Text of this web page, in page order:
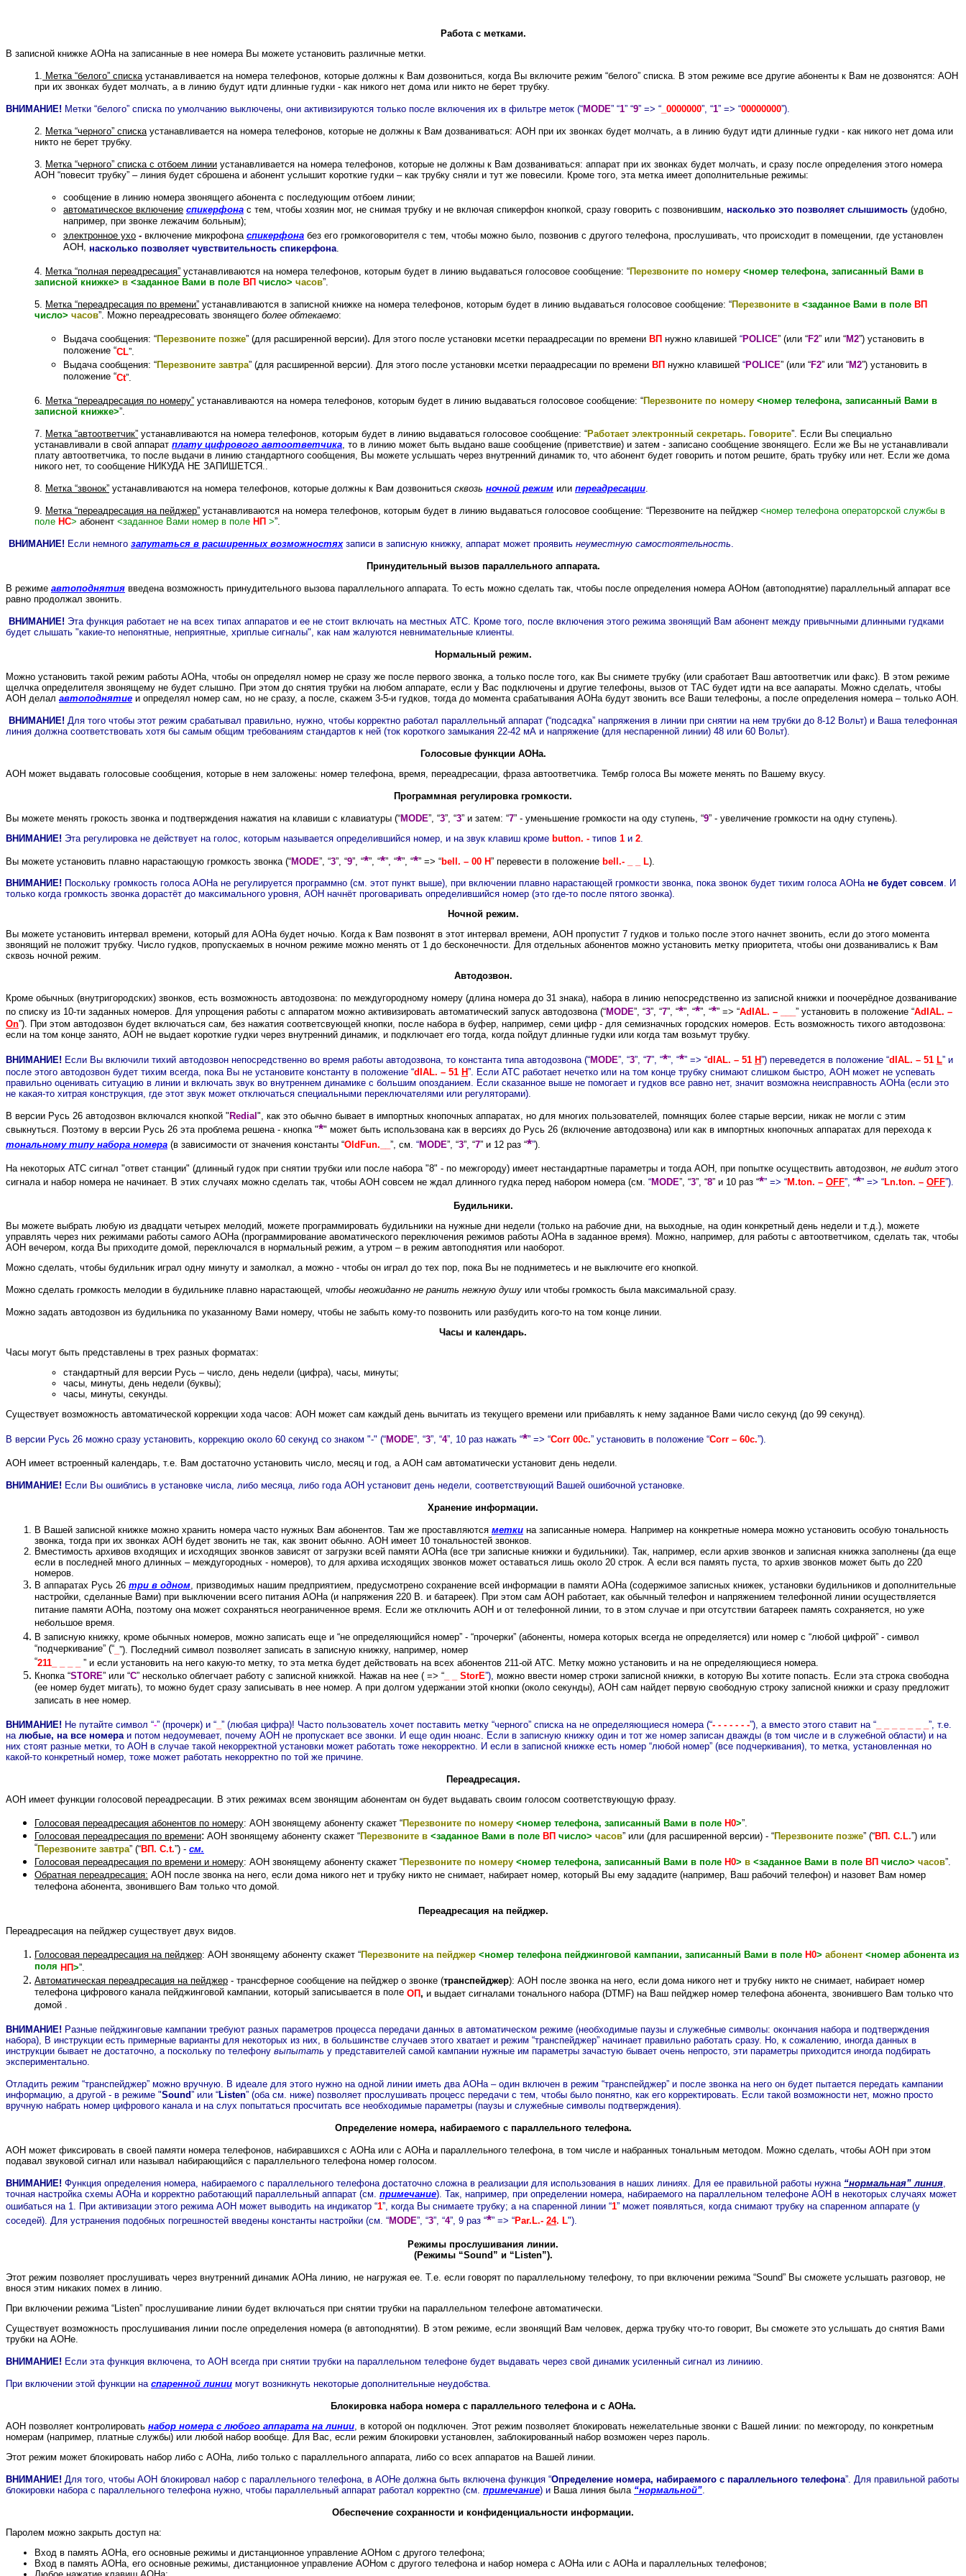
Работа с метками.
В записной книжке АОНа на записанные в нее номера Вы можете установить различные метки.
1. Метка “белого” спискаустанавливается на номера телефонов, которые должны к Вам дозвониться, когда Вы включите режим “белого” списка. В этом режиме все другие абоненты к Вам не дозвонятся: АОН
при их звонках будет молчать, а в линию будут идти длинные гудки - как никого нет дома или никто не берет трубку.
ВНИМАНИЕ! Метки “белого” списка по умолчанию выключены, они активизируются только после включения их в фильтре меток (“MODE” “1” “9” => “ _0000000”, “1” => “00000000”).
2. Метка “черного” спискаустанавливается на номера телефонов, которые не должны к Вам дозваниваться: АОН при их звонках будет молчать, а в линию будут идти длинные гудки - как никого нет дома или
никто не берет трубку.
3. Метка “черного” списка с отбоем линии устанавливается на номера телефонов, которые не должны к Вам дозваниваться: аппарат при их звонках будет молчать, и сразу после определения этого номера
АОН “повесит трубку” – линия будет сброшена и абонент услышит короткие гудки – как трубку сняли и тут же повесили. Кроме того, эта метка имеет дополнительные режимы:
сообщение в линию номера звонящего абонента с последующим отбоем линии;
автоматическое включение спикерфона с тем, чтобы хозяин мог, не снимая трубку и не включая спикерфон кнопкой, сразу говорить с позвонившим, насколько это позволяет слышимость (удобно,
например, при звонке лежачим больным);
электронное ухо - включение микрофона спикерфона без его громкоговорителя с тем, чтобы можно было, позвонив с другого телефона, прослушивать, что происходит в помещении, где установлен
АОН, насколько позволяет чувствительность спикерфона.
4. Метка “полная переадресация” устанавливаются на номера телефонов, которым будет в линию выдаваться голосовое сообщение: “Перезвоните по номеру <номер телефона, записанный Вами в
записной книжке> в <заданное Вами в поле ВП число> часов”.
5. Метка “переадресация по времени” устанавливаются в записной книжке на номера телефонов, которым будет в линию выдаваться голосовое сообщение: “Перезвоните в <заданное Вами в поле ВП
число> часов”. Можно переадресовать звонящего более обтекаемо:
Выдача сообщения: “Перезвоните позже” (для расширенной версии). Для этого после установки мсетки пераадресации по времени ВП нужно клавишей “POLICE” (или “F2” или “M2”) установить в
положение “CL”.
Выдача сообщения: “Перезвоните завтра” (для расширенной версии). Для этого после установки мсетки пераадресации по времени ВП нужно клавишей “POLICE” (или “F2” или “M2”) установить в
положение “Ct”.
6. Метка “переадресация по номеру” устанавливаются на номера телефонов, которым будет в линию выдаваться голосовое сообщение: “Перезвоните по номеру <номер телефона, записанный Вами в
записной книжке>”.
7. Метка “автоответчик” устанавливаются на номера телефонов, которым будет в линию выдаваться голосовое сообщение: “Работает электронный секретарь. Говорите”. Если Вы специально
устанавливали в свой аппарат плату цифрового автоответчика, то в линию может быть выдано ваше сообщение (приветствие) и затем - записано сообщение звонящего. Если же Вы не устанавливали
плату автоответчика, то после выдачи в линию стандартного сообщения, Вы можете услышать через внутренний динамик то, что абонент будет говорить и потом решите, брать трубку или нет. Если же дома
никого нет, то сообщение НИКУДА НЕ ЗАПИШЕТСЯ..
8. Метка “звонок” устанавливаются на номера телефонов, которые должны к Вам дозвониться сквозь ночной режим или переадресации.
9. Метка “переадресация на пейджер” устанавливаются на номера телефонов, которым будет в линию выдаваться голосовое сообщение: “Перезвоните на пейджер <номер телефона операторской службы в
поле НС> абонент <заданное Вами номер в поле НП >”.
ВНИМАНИЕ! Если немного запутаться в расширенных возможностяхзаписи в записную книжку, аппарат может проявить неуместную самостоятельность.
Принудительный вызов параллельного аппарата.
В режиме автоподнятия введена возможность принудительного вызова параллельного аппарата. То есть можно сделать так, чтобы после определения номера АОНом (автоподнятие) параллельный аппарат все
равно продолжал звонить.
ВНИМАНИЕ! Эта функция работает не на всех типах аппаратов и ее не стоит включать на местных АТС. Кроме того, после включения этого режима звонящий Вам абонент между привычными длинными гудками
будет слышать "какие-то непонятные, неприятные, хриплые сигналы", как нам жалуются невнимательные клиенты.
Нормальный режим.
Можно установить такой режим работы АОНа, чтобы он определял номер не сразу же после первого звонка, а только после того, как Вы снимете трубку (или сработает Ваш автоответчик или факс). В этом режиме
щелчка определителя звонящему не будет слышно. При этом до снятия трубки на любом аппарате, если у Вас подключены и другие телефоны, вызов от ТАС будет идти на все аапараты. Можно сделать, чтобы
АОН делал автоподнятие и определял номер сам, но не сразу, а после, скажем 3-5-и гудков, тогда до момента срабатывания АОНа будут звонить все Ваши телефоны, а после определения номера – только АОН.
ВНИМАНИЕ! Для того чтобы этот режим срабатывал правильно, нужно, чтобы корректно работал параллельный аппарат (“подсадка” напряжения в линии при снятии на нем трубки до 8-12 Вольт) и Ваша телефонная
линия должна соответствовать хотя бы самым общим требованиям стандартов к ней (ток короткого замыкания 22-42 мА и напряжение (для неспаренной линии) 48 или 60 Вольт).
Голосовые функции АОНа.
АОН может выдавать голосовые сообщения, которые в нем заложены: номер телефона, время, переадресации, фраза автоответчика. Тембр голоса Вы можете менять по Вашему вкусу.
Программная регулировка громкости.
Вы можете менять грокость звонка и подтверждения нажатия на клавиши с клавиатуры (“MODE”, “3”, “3” и затем: “7” - уменьшение громкости на оду ступень, “9” - увеличение громкости на одну ступень).
ВНИМАНИЕ! Эта регулировка не действует на голос, которым называется определившийся номер, и на звук клавиш кроме button. - типов 1 и 2.
Вы можете установить плавно нарастающую громкость звонка (“MODE”, “3”, “9”, “*”, “*”, “*”, “*” => “bell. – 00 H” перевести в положение bell.- _ _ L).
ВНИМАНИЕ! Поскольку громкость голоса АОНа не регулируется программно (см. этот пункт выше), при включении плавно нарастающей громкости звонка, пока звонок будет тихим голоса АОНа не будет совсем. И
только когда громкость звонка дорастёт до максимального уровня, АОН начнёт проговаривать определившийся номер (это где-то после пятого звонка).
Ночной режим.
Вы можете установить интервал времени, который для АОНа будет ночью. Когда к Вам позвонят в этот интервал времени, АОН пропустит 7 гудков и только после этого начнет звонить, если до этого момента
звонящий не положит трубку. Число гудков, пропускаемых в ночном режиме можно менять от 1 до бесконечности. Для отдельных абонентов можно установить метку приоритета, чтобы они дозванивались к Вам
сквозь ночной режим.
Автодозвон.
Кроме обычных (внутригородских) звонков, есть возможность автодозвона: по междугородному номеру (длина номера до 31 знака), набора в линию непосредственно из записной книжки и поочерёдное дозванивание
по списку из 10-ти заданных номеров. Для упрощения работы с аппаратом можно активизировать автоматический запуск автодозвона (“MODE”, “3”, “7”, “*”, “*”, “*” => “AdIAL. – ___ ” установить в положение “AdIAL. –
On”). При этом автодозвон будет включаться сам, без нажатия соответсвующей кнопки, после набора в буфер, например, семи цифр - для семизначных городских номеров. Есть возможность тихого автодозвона:
если на том конце занято, АОН не выдает короткие гудки через внутренний динамик, и подключает его тогда, когда пойдут длинные гудки или когда там возьмут трубку.
ВНИМАНИЕ! Если Вы включили тихий автодозвон непосредственно во время работы автодозвона, то константа типа автодозвона (“MODE”, “3”, “7”, “*”, “*” => “dIAL. – 51 H”) переведется в положение “dIAL. – 51 L” и
после этого автодозвон будет тихим всегда, пока Вы не установите константу в положение “dIAL. – 51 H”. Если АТС работает нечетко или на том конце трубку снимают слишком быстро, АОН может не успевать
правильно оценивать ситуацию в линии и включать звук во внутреннем динамике с большим опозданием. Если сказанное выше не помогает и гудков все равно нет, значит возможна неисправность АОНа (если это
не какая-то хитрая конструкция, где этот звук может отключаться специальными переключателями или регуляторами).
В версии Русь 26 автодозвон включался кнопкой " Redial ", как это обычно бывает в импортных кнопочных аппаратах, но для многих пользователей, помнящих более старые версии, никак не могли с этим
свыкнуться. Поэтому в версии Русь 26 эта проблема решена - кнопка "*" может быть использована как в версиях до Русь 26 (включение автодозвона) или как в импортных кнопочных аппаратах для перехода к
тональному типу набора номера (в зависимости от значения константы “OldFun.__ ”, см. “MODE”, “3”, “7” и 12 раз “*”).
На некоторых АТС сигнал "ответ станции" (длинный гудок при снятии трубки или после набора "8" - по межгороду) имеет нестандартные параметры и тогда АОН, при попытке осуществить автодозвон, не видит этого
сигнала и набор номера не начинает. В этих случаях можно сделать так, чтобы АОН совсем не ждал длинного гудка перед набором номера (см. “MODE”, “3”, “8” и 10 раз “*” => “M.ton. – OFF”, “*” => “Ln.ton. – OFF”).
Будильники.
Вы можете выбрать любую из двадцати четырех мелодий, можете программировать будильники на нужные дни недели (только на рабочие дни, на выходные, на один конкретный день недели и т.д.), можете
управлять через них режимами работы самого АОНа (программирование авоматического переключения режимов работы АОНа в заданное время). Можно, например, для работы с автоответчиком, сделать так, чтобы
АОН вечером, когда Вы приходите домой, переключался в нормальный режим, а утром – в режим автоподнятия или наоборот.
Можно сделать, чтобы будильник играл одну минуту и замолкал, а можно - чтобы он играл до тех пор, пока Вы не подниметесь и не выключите его кнопкой.
Можно сделать громкость мелодии в будильнике плавно нарастающей, чтобы неожиданно не ранить нежную душу или чтобы громкость была максимальной сразу.
Можно задать автодозвон из будильника по указанному Вами номеру, чтобы не забыть кому-то позвонить или разбудить кого-то на том конце линии.
Часы и календарь.
Часы могут быть представлены в трех разных форматах:
стандартный для версии Русь – число, день недели (цифра), часы, минуты;
часы, минуты, день недели (буквы);
часы, минуты, секунды.
Существует возможность автоматической коррекции хода часов: АОН может сам каждый день вычитать из текущего времени или прибавлять к нему заданное Вами число секунд (до 99 секунд).
В версии Русь 26 можно сразу установить, коррекцию около 60 секунд со знаком "-" (“MODE”, “3”, “4”, 10 раз нажать “*” => “Corr 00c.” установить в положение “Corr – 60c.”).
АОН имеет встроенный календарь, т.е. Вам достаточно установить число, месяц и год, а АОН сам автоматически установит день недели.
ВНИМАНИЕ! Если Вы ошиблись в установке числа, либо месяца, либо года АОН установит день недели, соответствующий Вашей ошибочной установке.
Хранение информации.
В Вашей записной книжке можно хранить номера часто нужных Вам абонентов. Там же проставляются метки на записанные номера. Например на конкретные номера можно установить особую тональность
звонка, тогда при их звонках АОН будет звонить не так, как звонит обычно. АОН имеет 10 тональностей звонков.
Вместимость архивов входящих и исходящих звонков зависят от загрузки всей памяти АОНа (все три записные книжки и будильники). Так, например, если архив звонков и записная книжка заполнены (да еще
если в последней много длинных – междугородных - номеров), то для архива исходящих звонков может оставаться лишь около 20 строк. А если вся память пуста, то архив звонков может быть до 220
номеров.
В аппаратах Русь 26 три в одном, призводимых нашим предприятием, предусмотрено сохранение всей информации в памяти АОНа (содержимое записных книжек, установки будильников и дополнительные
настройки, сделанные Вами) при выключении всего питания АОНа (и напряжения 220 В. и батареек). При этом сам АОН работает, как обычный телефон и напряжением телефонной линии осуществляется
питание памяти АОНа, поэтому она может сохраняться неограниченное время. Если же отключить АОН и от телефонной линии, то в этом случае и при отсутствии батареек память сохраняется, но уже
небольшое время.
В записную книжку, кроме обычных номеров, можно записать еще и “не определяющийся номер” - “прочерки” (абоненты, номера которых всегда не определяется) или номер с “любой цифрой” - символ
“подчеркивание” (“ ”). Последний символ позволяет записать в записную книжку, например, номер
“211_ _ _ _ ” и если установить на него какую-то метку, то эта метка будет действовать на всех абонентов 211-ой АТС. Метку можно установить и на не определяющиеся номера.
Кнопка “STORE” или “C” несколько облегчает работу с записной книжкой. Нажав на нее ( => “ _ _ StorE”), можно ввести номер строки записной книжки, в которую Вы хотите попасть. Если эта строка свободна
(ее номер будет мигать), то можно будет сразу записывать в нее номер. А при долгом удержании этой кнопки (около секунды), АОН сам найдет первую свободную строку записной книжки и сразу предложит
записать в нее номер.
ВНИМАНИЕ! Не путайте символ “-” (прочерк) и “ ” (любая цифра)! Часто пользователь хочет поставить метку “черного” списка на не определяющиеся номера (“- - - - - - -”), а вместо этого ставит на “
”, т.е.
на любые, на все номера и потом недоумевает, почему АОН не пропускает все звонки. И еще один нюанс. Если в записную книжку один и тот же номер записан дважды (в том числе и в служебной области) и на
них стоят разные метки, то АОН в случае такой некорректной установки может работать тоже некорректно. И если в записной книжке есть номер “любой номер” (все подчеркивания), то метка, установленная но
какой-то конкретный номер, тоже может работать некорректно по той же причине.
Переадресация.
АОН имеет функции голосовой переадресации. В этих режимах всем звонящим абонентам он будет выдавать своим голосом соответствующую фразу.
Голосовая переадресация абонентов по номеру: АОН звонящему абоненту скажет “Перезвоните по номеру <номер телефона, записанный Вами в поле Н0>”.
Голосовая переадресация по времени: АОН звонящему абоненту скажет “Перезвоните в <заданное Вами в поле ВП число> часов” или (для расширенной версии) - “Перезвоните позже” (“ВП. C.L.”) или
“Перезвоните завтра” (“ВП. C.t.”) - см.
Голосовая переадресация по времени и номеру: АОН звонящему абоненту скажет “Перезвоните по номеру <номер телефона, записанный Вами в поле Н0> в <заданное Вами в поле ВП число> часов”.
Обратная переадресация: АОН после звонка на него, если дома никого нет и трубку никто не снимает, набирает номер, который Вы ему зададите (например, Ваш рабочий телефон) и назовет Вам номер
телефона абонента, звонившего Вам только что домой.
Переадресация на пейджер.
Переадресация на пейджер существует двух видов.
Голосовая переадресация на пейджер: АОН звонящему абоненту скажет “Перезвоните на пейджер <номер телефона пейджинговой кампании, записанный Вами в поле Н0> абонент <номер абонента из
поля НП>”.
Автоматическая переадресация на пейджер - трансферное сообщение на пейджер о звонке (транспейджер): АОН после звонка на него, если дома никого нет и трубку никто не снимает, набирает номер
телефона цифрового канала пейджинговой кампании, который записывается в поле ОП, и выдает сигналами тонального набора (DTMF) на Ваш пейджер номер телефона абонента, звонившего Вам только что
домой .
ВНИМАНИЕ! Разные пейджинговые кампании требуют разных параметров процесса передачи данных в автоматическом режиме (необходимые паузы и служебные символы: окончания набора и подтверждения
набора), В инструкции есть примерные варианты для некоторых из них, в большинстве случаев этого хватает и режим “транспейджер” начинает правильно работать сразу. Но, к сожалению, иногда данных в
инструкции бывает не достаточно, а поскольку по телефону выпытать у представителей самой кампании нужные им параметры зачастую бывает очень непросто, эти параметры приходится иногда подбирать
экспериментально.
Отладить режим “транспейджер” можно вручную. В идеале для этого нужно на одной линии иметь два АОНа – один включен в режим “транспейджер” и после звонка на него он будет пытается передать кампании
информацию, а другой - в режиме "Sound” или “Listen” (оба см. ниже) позволяет прослушивать процесс передачи с тем, чтобы было понятно, как его корректировать. Если такой возможности нет, можно просто
вручную набрать номер цифрового канала и на слух попытаться просчитать все необходимые параметры (паузы и служебные символы подтверждения).
Определение номера, набираемого с параллельного телефона.
АОН может фиксировать в своей памяти номера телефонов, набиравшихся с АОНа или с АОНа и параллельного телефона, в том числе и набранных тональным методом. Можно сделать, чтобы АОН при этом
подавал звуковой сигнал или называл набирающийся с параллельного телефона номер голосом.
ВНИМАНИЕ! Функция определения номера, набираемого с параллельного телефона достаточно сложна в реализации для использования в наших линиях. Для ее правильной работы нужна “нормальная” линия,
точная настройка схемы АОНа и корректно работающий параллельный аппарат (см. примечание). Так, например, при определении номера, набираемого на параллельном телефоне АОН в некоторых случаях может
ошибаться на 1. При активизации этого режима АОН может выводить на индикатор “1”, когда Вы снимаете трубку; а на спаренной линии “1” может появляться, когда снимают трубку на спаренном аппарате (у
соседей). Для устранения подобных погрешностей введены константы настройки (см. “MODE”, “3”, “4”, 9 раз “*” => “Par.L.- 24. L").
Режимы прослушивания линии.
(Режимы “Sound” и “Listen”).
Этот режим позволяет прослушивать через внутренний динамик АОНа линию, не нагружая ее. Т.е. если говорят по параллельному телефону, то при включении режима “Sound” Вы сможете услышать разговор, не
внося этим никаких помех в линию.
При включении режима “Listen” прослушивание линии будет включаться при снятии трубки на параллельном телефоне автоматически.
Существует возможность прослушивания линии после определения номера (в автоподнятии). В этом режиме, если звонящий Вам человек, держа трубку что-то говорит, Вы сможете это услышать до снятия Вами
трубки на АОНе.
ВНИМАНИЕ! Если эта функция включена, то АОН всегда при снятии трубки на параллельном телефоне будет выдавать через свой динамик усиленный сигнал из линиию.
При включении этой функции на спаренной линии могут возникнуть некоторые дополнительные неудобства.
Блокировка набора номера с параллельного телефона и с АОНа.
АОН позволяет контролировать набор номера с любого аппарата на линии, в которой он подключен. Этот режим позволяет блокировать нежелательные звонки с Вашей линии: по межгороду, по конкретным
номерам (например, платные службы) или любой набор вообще. Для Вас, если режим блокировки установлен, заблокированный набор возможен через пароль.
Этот режим может блокировать набор либо с АОНа, либо только с параллельного аппарата, либо со всех аппаратов на Вашей линии.
ВНИМАНИЕ! Для того, чтобы АОН блокировал набор с параллельного телефона, в АОНе должна быть включена функция “Определение номера, набираемого с параллельного телефона”. Для правильной работы
блокировки набора с параллельного телефона нужно, чтобы параллельный аппарат работал корректно (см. примечание) и Ваша линия была “нормальной”.
Обеспечение сохранности и конфиденциальности информации.
Паролем можно закрыть доступ на:
Вход в память АОНа, его основные режимы и дистанционное управление АОНом с другого телефона;
Вход в память АОНа, его основные режимы, дистанционное управление АОНом с другого телефона и набор номера с АОНа или с АОНа и параллельных телефонов;